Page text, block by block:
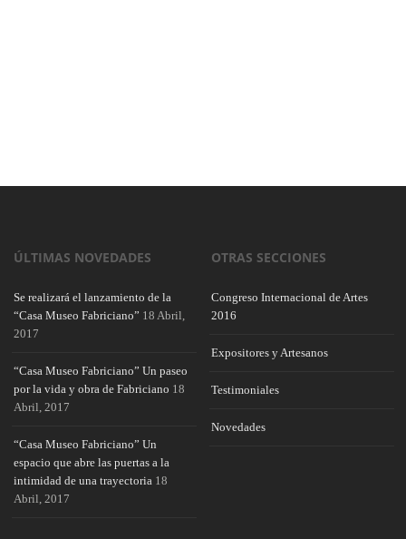
ÚLTIMAS NOVEDADES
Se realizará el lanzamiento de la
“Casa Museo Fabriciano” 18 Abril,
2017
“Casa Museo Fabriciano” Un paseo
por la vida y obra de Fabriciano 18
Abril, 2017
“Casa Museo Fabriciano” Un
espacio que abre las puertas a la
intimidad de una trayectoria 18
Abril, 2017
OTRAS SECCIONES
Congreso Internacional de Artes
2016
Expositores y Artesanos
Testimoniales
Novedades